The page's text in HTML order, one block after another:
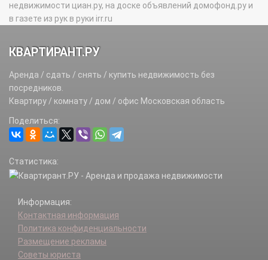
недвижимости циан.ру, на доске объявлений домофонд.ру и
в газете из рук в руки irr.ru
КВАРТИРАНТ.РУ
Аренда / сдать / снять / купить недвижимость без
посредников.
Квартиру / комнату / дом / офис Московская область
Поделиться:
Статистика:
Информация:
Контактная информация
Политика конфиденциальности
Размещение рекламы
Советы юриста